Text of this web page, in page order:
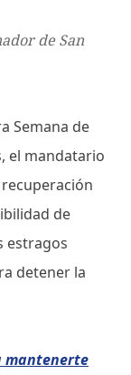
de San
Semana de
el mandatario
de
estragos
detener la
mantenerte